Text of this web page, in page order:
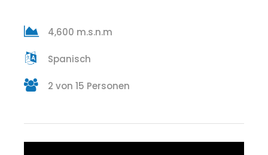
4,600 m.s.n.m
Spanisch
2 von 15 Personen